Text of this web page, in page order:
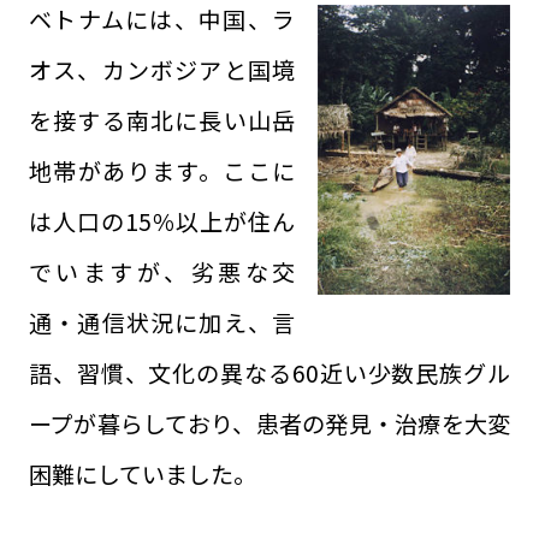
ベトナムには、中国、ラ
オス、カンボジアと国境
を接する南北に長い山岳
地帯があります。ここに
は人口の15％以上が住ん
でいますが、劣悪な交
通・通信状況に加え、言
語、習慣、文化の異なる60近い少数民族グル
ープが暮らしており、患者の発見・治療を大変
困難にしていました。